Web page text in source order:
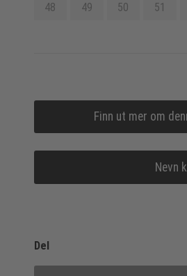
48 49 50 51
Finn ut mer om
Nevn
Del